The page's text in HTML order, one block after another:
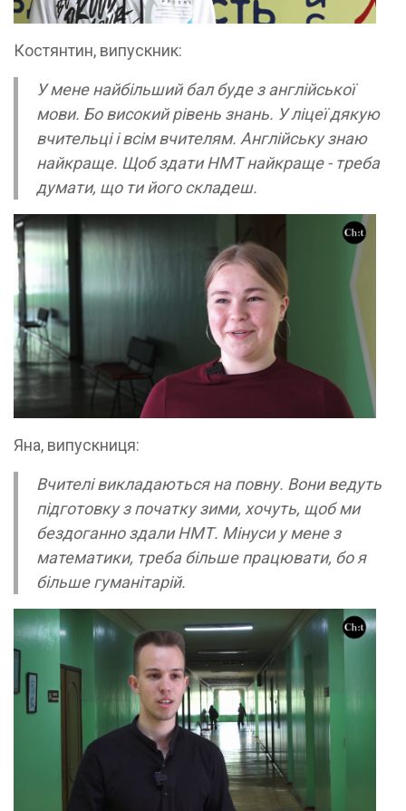
Костянтин, випускник:
У мене найбільший бал буде з англійської
мови. Бо високий рівень знань. У ліцеї дякую
вчительці і всім вчителям. Англійську знаю
найкраще. Щоб здати НМТ найкраще - треба
думати, що ти його складеш.
Яна, випускниця:
Вчителі викладаються на повну. Вони ведуть
підготовку з початку зими, хочуть, щоб ми
бездоганно здали НМТ. Мінуси у мене з
математики, треба більше працювати, бо я
більше гуманітарій.